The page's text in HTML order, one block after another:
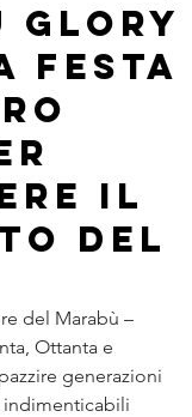
Glory
festa
il
del
del Marabù –
Ottanta e
generazioni
indimenticabili